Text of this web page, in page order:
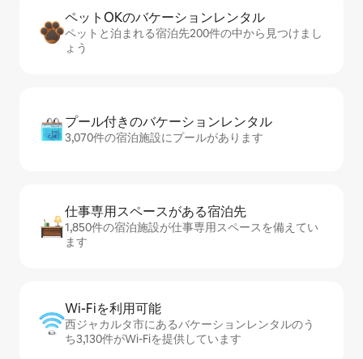
ペットOKのバ⁠ケ⁠ー⁠シ⁠ョ⁠ンレ⁠ン⁠タ⁠ル
ペットと泊まれる宿泊先200件の中から見つけまし
ょう
プール付きのバ⁠ケ⁠ー⁠シ⁠ョ⁠ンレ⁠ン⁠タ⁠ル
3,070件の宿泊施設にプールがあります
仕事専用ス⁠ペ⁠ー⁠スがあ⁠る宿⁠泊⁠先
1,850件の宿泊施設が仕事専用スペースを備えてい
ます
Wi-Fiを利⁠用⁠可⁠能
西ジャカルタ市にあるバケーションレンタルのう
ち3,130件がWi-Fiを提供しています